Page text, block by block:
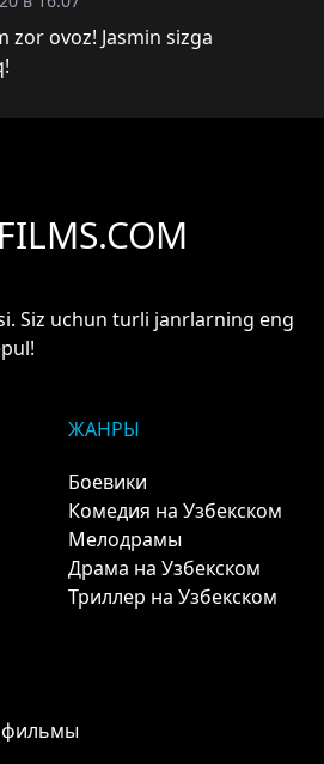
zor ovoz! Jasmin sizga
Siz uchun turli janrlarning eng
ЖАНРЫ
Боевики
Комедия на Узбекском
Мелодрамы
Драма на Узбекском
Триллер на Узбекском
фильмы